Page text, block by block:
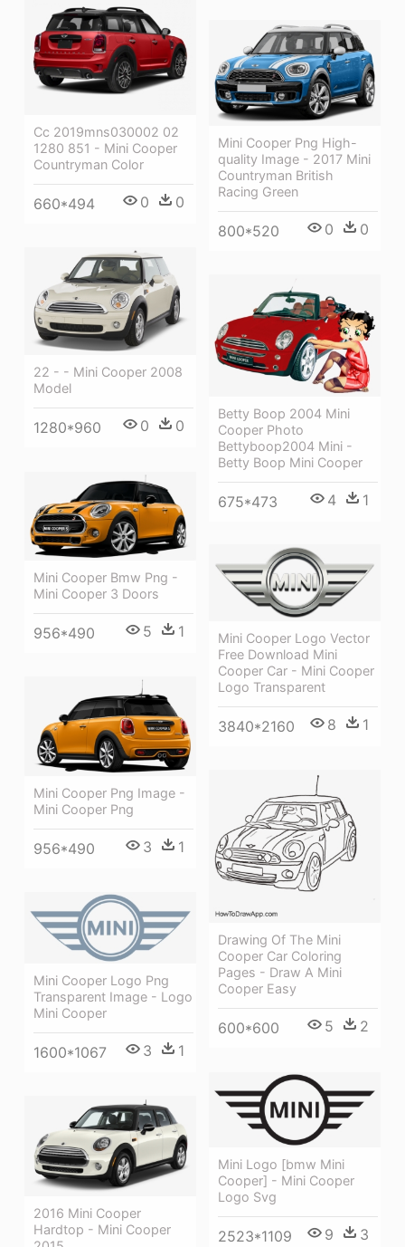
Cc 2019mns030002 02
1280 851 - Mini Cooper
Countryman Color
660*494 0 0
Mini Cooper Png High-
quality Image - 2017 Mini
Countryman British
Racing Green
800*520 0 0
22 - - Mini Cooper 2008
Model
1280*960 0 0
Betty Boop 2004 Mini
Cooper Photo
Bettyboop2004 Mini -
Betty Boop Mini Cooper
675*473 4 1
Mini Cooper Bmw Png -
Mini Cooper 3 Doors
956*490 5 1
Mini Cooper Logo Vector
Free Download Mini
Cooper Car - Mini Cooper
Logo Transparent
3840*2160 8 1
Mini Cooper Png Image -
Mini Cooper Png
956*490 3 1
Drawing Of The Mini
Cooper Car Coloring
Pages - Draw A Mini
Cooper Easy
600*600 5 2
Mini Cooper Logo Png
Transparent Image - Logo
Mini Cooper
1600*1067 3 1
Mini Logo [bmw Mini
Cooper] - Mini Cooper
Logo Svg
2523*1109 9 3
2016 Mini Cooper
Hardtop - Mini Cooper